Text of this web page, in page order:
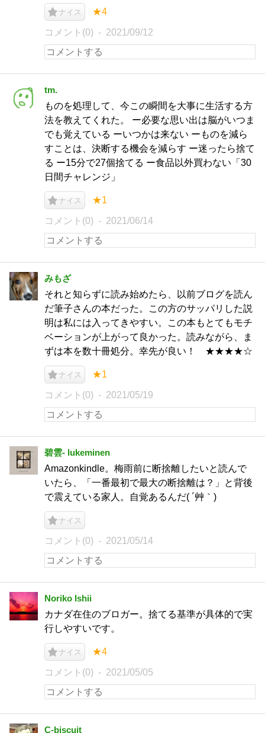
ナイス ★4
コメント(0) 2021/09/12
tm.
ものを処理して、今この瞬間を大事に生活する方
法を教えてくれた。 ー必要な思い出は脳がいつま
でも覚えている ーいつかは来ない ーものを減ら
すことは、決断する機会を減らす ー迷ったら捨て
る ー15分で27個捨てる ー食品以外買わない「30
日間チャレンジ」
ナイス ★1
コメント(0) 2021/06/14
みもざ
それと知らずに読み始めたら、以前ブログを読ん
だ筆子さんの本だった。この方のサッパリした説
明は私には入ってきやすい。この本もとてもモチ
ベーションが上がって良かった。読みながら、ま
ずは本を数十冊処分。幸先が良い！ ★★★★☆
ナイス ★1
コメント(0) 2021/05/19
碧雲- lukeminen
Amazonkindle。梅雨前に断捨離したいと読んで
いたら、「一番最初で最大の断捨離は？」と背後
で震えている家人。自覚あるんだ( ´艸｀)
ナイス
コメント(0) 2021/05/14
Noriko Ishii
カナダ在住のブロガー。捨てる基準が具体的で実
行しやすいです。
ナイス ★4
コメント(0) 2021/05/05
C-biscuit